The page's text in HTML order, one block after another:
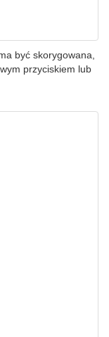
być skorygowana,
przyciskiem lub